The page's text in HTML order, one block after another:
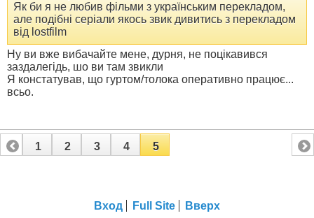
Як би я не любив фільми з українським перекладом,
але подібні серіали якось звик дивитись з перекладом
від lostfilm
Ну ви вже вибачайте мене, дурня, не поцікавився
заздалегідь, шо ви там звикли
Я констатував, що гуртом/толока оперативно працює...
всьо.
1 2 3 4 5
Вход Full Site Вверх